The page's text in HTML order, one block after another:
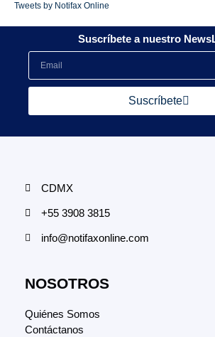
Tweets by Notifax Online
Suscríbete a nuestro
Suscríbete
CDMX
+55 3908 3815
info@notifaxonline.com
NOSOTROS
Quiénes Somos
Contáctanos